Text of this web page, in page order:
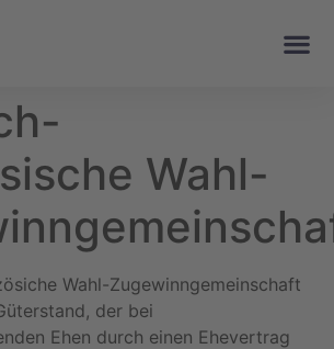
Wahl-
Wahl-Zugewinngemeinschaft
der bei
Ehen durch einen Ehevertrag